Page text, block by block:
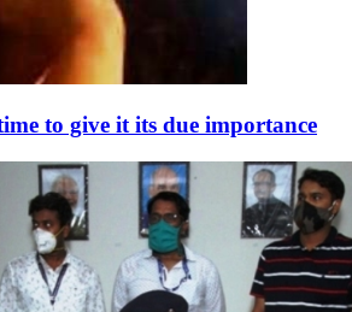
to give it its due importance